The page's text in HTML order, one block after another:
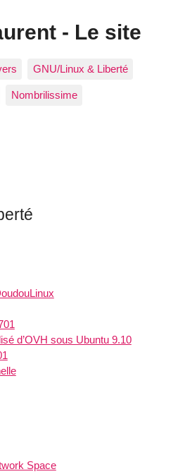
- Le site
GNU/Linux & Liberté
Nombrilissime
d’OVH sous Ubuntu 9.10
Space